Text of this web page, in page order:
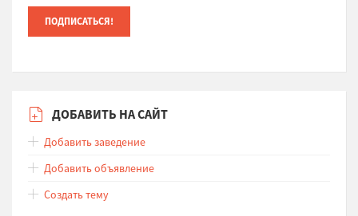
ДОБАВИТЬ НА САЙТ
Добавить заведение
Добавить объявление
Создать тему